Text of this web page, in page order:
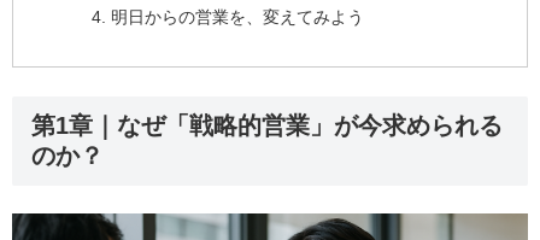
明日からの営業を、変えてみよう
第1章｜なぜ「戦略的営業」が今求められる
のか？